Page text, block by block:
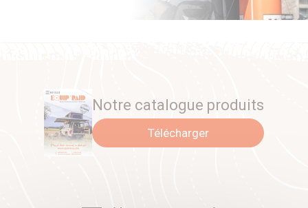
Notre catalogue produits
Télécharger